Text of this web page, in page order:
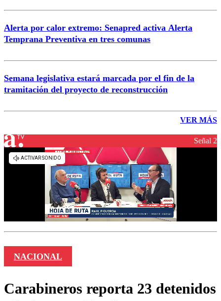
Alerta por calor extremo: Senapred activa Alerta
Temprana Preventiva en tres comunas
Semana legislativa estará marcada por el fin de la
tramitación del proyecto de reconstrucción
VER MÁS
Señal 2
NACIONAL
Carabineros reporta 23 detenidos